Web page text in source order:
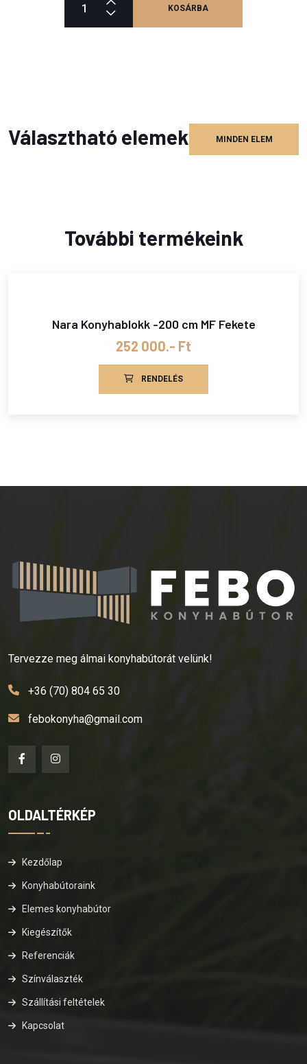
KOSÁRBA
Választható elemek MINDEN ELEM
További termékeink
Nara Konyhablokk -200 cm MF Fekete
252 000.- Ft
RENDELÉS
Tervezze meg álmai konyhabútorát velünk!
+36 (70) 804 65 30
febokonyha@gmail.com
OLDALTÉRKÉP
Kezdőlap
Konyhabútoraink
Elemes konyhabútor
Kiegészítők
Referenciák
Színválaszték
Szállítási feltételek
Kapcsolat